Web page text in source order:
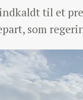
til et
som